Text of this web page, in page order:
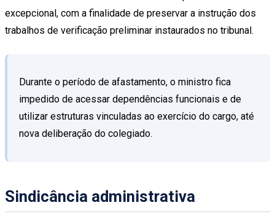
excepcional, com a finalidade de preservar a instrução dos
trabalhos de verificação preliminar instaurados no tribunal.
Durante o período de afastamento, o ministro fica
impedido de acessar dependências funcionais e de
utilizar estruturas vinculadas ao exercício do cargo, até
nova deliberação do colegiado.
Sindicância administrativa